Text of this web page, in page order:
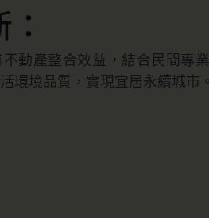
動產整合效益，結合民間專
環境品質，實現宜居永續城市